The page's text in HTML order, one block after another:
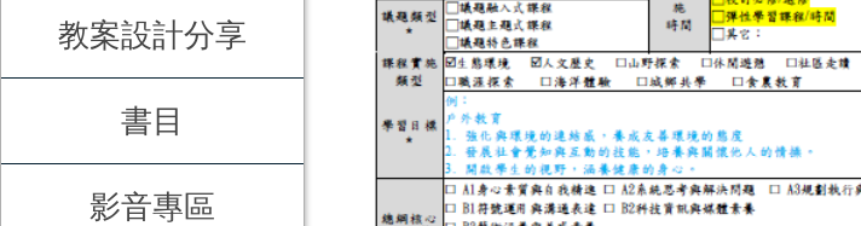
教案設計分享
書目
影音專區